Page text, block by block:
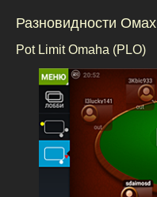
Разновидности
Pot Limit Omaha (PLO)